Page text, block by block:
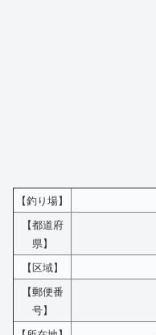
【釣り場】
【都道府
県】
【区域】
【郵便番
号】